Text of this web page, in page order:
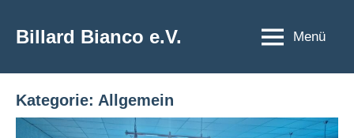
InhaltBillard Bianco e.V. Menü
Kategorie: Allgemein